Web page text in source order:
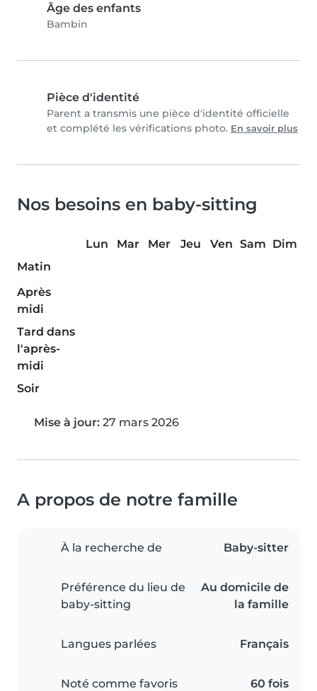
Âge des enfants
Bambin
Pièce d'identité
Parent a transmis une pièce d'identité officielle
et complété les vérifications photo. En savoir plus
Nos besoins en baby-sitting
Lun Mar Mer Jeu Ven Sam Dim
Matin
Après
midi
Tard dans
l'après-
midi
Soir
Mise à jour: 27 mars 2026
A propos de notre famille
À la recherche de Baby-sitter
Préférence du lieu de
baby-sitting
Au domicile de
la famille
Langues parlées Français
Noté comme favoris 60 fois